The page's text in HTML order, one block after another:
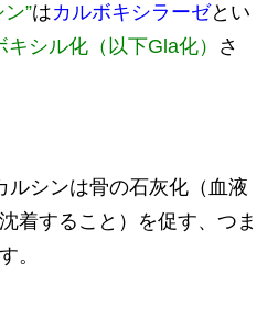
”はカルボキシラーゼとい
キシル化（以下Gla化） さ
ルシンは骨の石灰化（血液
着すること）を促す、つま
。